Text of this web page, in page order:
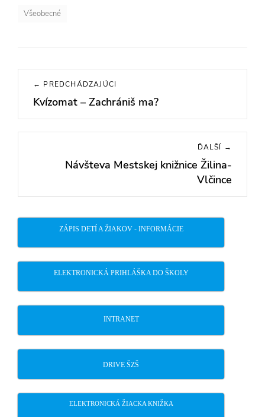
Všeobecné
Navigácia
článku
← PREDCHÁDZAJÚCI
Previous
post:
Kvízomat – Zachrániš ma?
ĎALŠÍ →
Návšteva Mestskej knižnice Žilina-
Vlčince
ZÁPIS DETÍ A ŽIAKOV - INFORMÁCIE
ELEKTRONICKÁ PRIHLÁŠKA DO ŠKOLY
INTRANET
DRIVE ŠZŠ
ELEKTRONICKÁ ŽIACKA KNIŽKA